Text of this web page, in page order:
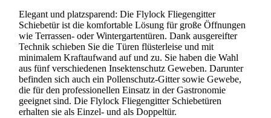
Elegant und platzsparend: Die Flylock Fliegengitter
Schiebetür ist die komfortable Lösung für große Öffnungen
wie Terrassen- oder Wintergartentüren. Dank ausgereifter
Technik schieben Sie die Türen flüsterleise und mit
minimalem Kraftaufwand auf und zu. Sie haben die Wahl
aus fünf verschiedenen Insektenschutz Geweben. Darunter
befinden sich auch ein Pollenschutz-Gitter sowie Gewebe,
die für den professionellen Einsatz in der Gastronomie
geeignet sind. Die Flylock Fliegengitter Schiebetüren
erhalten sie als Einzel- und als Doppeltür.